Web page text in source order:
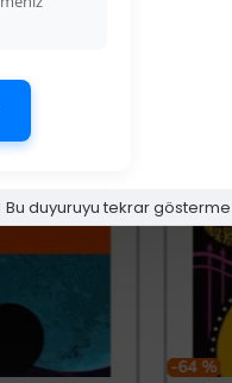
Bu duyuruyu tekrar gösterme
-64 %